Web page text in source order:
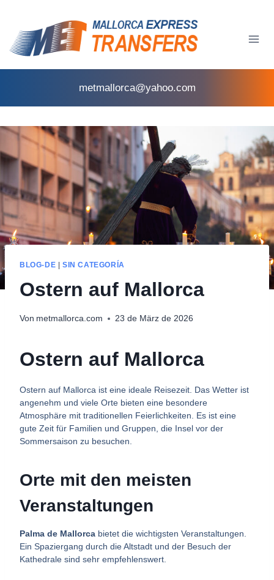
metmallorca@yahoo.com
BLOG-DE | SIN CATEGORÍA
Ostern auf Mallorca
Von metmallorca.com 23 de März de 2026
Ostern auf Mallorca
Ostern auf Mallorca ist eine ideale Reisezeit. Das Wetter ist
angenehm und viele Orte bieten eine besondere
Atmosphäre mit traditionellen Feierlichkeiten. Es ist eine
gute Zeit für Familien und Gruppen, die Insel vor der
Sommersaison zu besuchen.
Orte mit den meisten
Veranstaltungen
Palma de Mallorca bietet die wichtigsten Veranstaltungen.
Ein Spaziergang durch die Altstadt und der Besuch der
Kathedrale sind sehr empfehlenswert.